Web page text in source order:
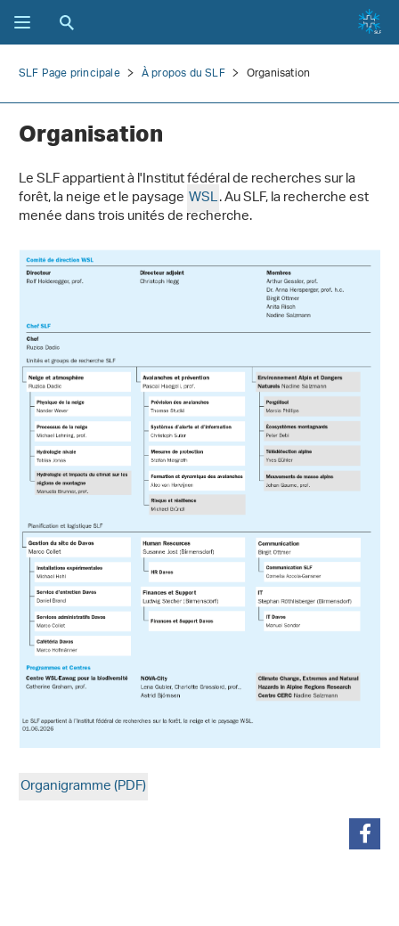
SLF Page principale À propos du SLF Organisation
Organisation
Le SLF appartient à l'Institut fédéral de recherches sur la
forêt, la neige et le paysageWSL. Au SLF, la recherche est
menée dans trois unités de recherche.
Organigramme (PDF)